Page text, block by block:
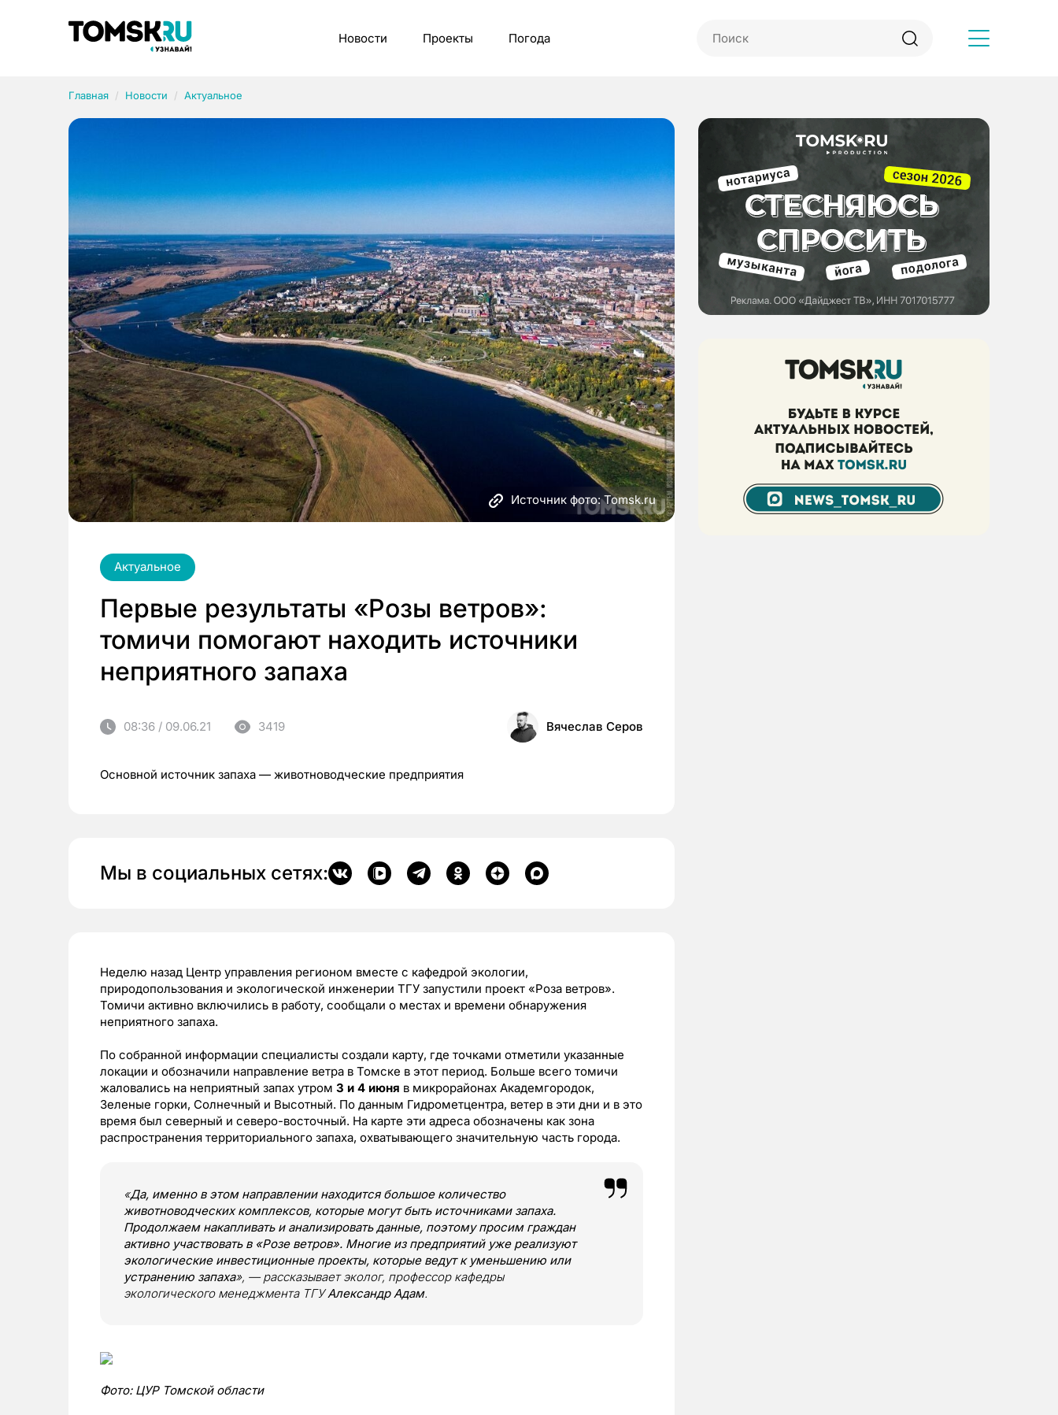
Новости Проекты Погода
Главная Новости Актуальное
Источник фото: Tomsk.ru
Актуальное
Первые результаты «Розы ветров»:
томичи помогают находить источники
неприятного запаха
08:36 / 09.06.21 3419 Вячеслав Серов
Основной источник запаха — животноводческие предприятия
Мы в социальных сетях:
Неделю назад Центр управления регионом вместе с кафедрой экологии,
природопользования и экологической инженерии ТГУ запустили проект «Роза ветров».
Томичи активно включились в работу, сообщали о местах и времени обнаружения
неприятного запаха.
По собранной информации специалисты создали карту, где точками отметили указанные
локации и обозначили направление ветра в Томске в этот период. Больше всего томичи
жаловались на неприятный запах утром 3 и 4 июня в микрорайонах Академгородок,
Зеленые горки, Солнечный и Высотный. По данным Гидрометцентра, ветер в эти дни и в это
время был северный и северо-восточный. На карте эти адреса обозначены как зона
распространения территориального запаха, охватывающего значительную часть города.
«Да, именно в этом направлении находится большое количество
животноводческих комплексов, которые могут быть источниками запаха.
Продолжаем накапливать и анализировать данные, поэтому просим граждан
активно участвовать в «Розе ветров». Многие из предприятий уже реализуют
экологические инвестиционные проекты, которые ведут к уменьшению или
устранению запаха», — рассказывает эколог, профессор кафедры
экологического менеджмента ТГУАлександр Адам.
Фото: ЦУР Томской области
Рубрики